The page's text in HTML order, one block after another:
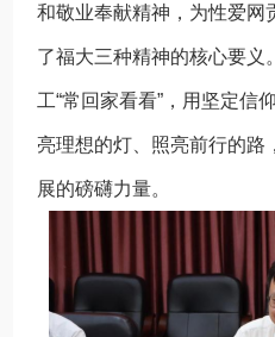
和敬业奉献精神，为性爱网
了福大三种精神的核心要义
工“常回家看看”，用坚定信
亮理想的灯、照亮前行的路
展的磅礴力量。